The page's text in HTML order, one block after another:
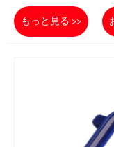
もっと見る >>